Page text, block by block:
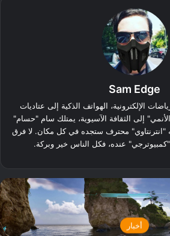
Sam Edge
الإلكترونية، الهواتف الذكية إلى عتاديات
إلى الثقافة الآسيوية، يمتلك سام "حسام"
"انترنتاوي" محترف ستجده في كل مكان. لا فرق
عنده، فكل الناس خير وبركة.
أخبار